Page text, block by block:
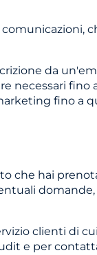
da
necessari fino
fino a
che hai
clienti di
e per